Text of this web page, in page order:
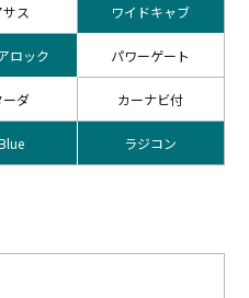
ス ワイドキャブ
ロック パワーゲート
ーダ カーナビ付
ラジコン